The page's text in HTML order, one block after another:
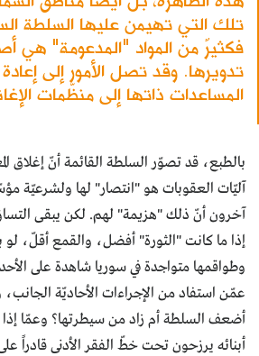
تلك التي تهيمن عليها السلطة
فكثيرٌ من المواد "المدعومة" هي
تدويرها. وقد تصل الأمور إلى
المساعدات ذاتها إلى منظّمات
بالطبع، قد تصوّر السلطة القائمة أنّ إغلاق
آليّات العقوبات هو "انتصار" لها ولشرعيّة
آخرون أنّ ذلك "هزيمة" لهم. لكن يبقى
إذا ما كانت "الثورة" أفضل، والقمع أقلّ،
وطواقمها متواجدة في سوريا شاهدة على
عمّن استفاد من الإجراءات الأحاديّة
أضعف السلطة أم زاد من سيطرتها؟ وعمّا
أبنائه يرزحون تحت خطّ الفقر الأدنى قادراً